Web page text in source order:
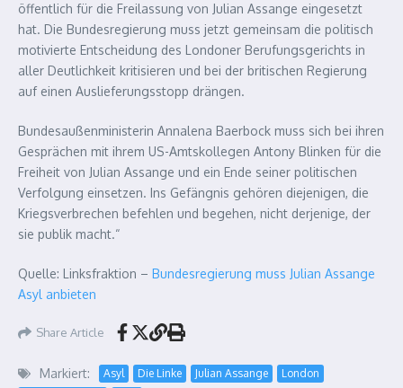
öffentlich für die Freilassung von Julian Assange eingesetzt
hat. Die Bundesregierung muss jetzt gemeinsam die politisch
motivierte Entscheidung des Londoner Berufungsgerichts in
aller Deutlichkeit kritisieren und bei der britischen Regierung
auf einen Auslieferungsstopp drängen.
Bundesaußenministerin Annalena Baerbock muss sich bei ihren
Gesprächen mit ihrem US-Amtskollegen Antony Blinken für die
Freiheit von Julian Assange und ein Ende seiner politischen
Verfolgung einsetzen. Ins Gefängnis gehören diejenigen, die
Kriegsverbrechen befehlen und begehen, nicht derjenige, der
sie publik macht.“
Quelle: Linksfraktion – Bundesregierung muss Julian Assange
Asyl anbieten
Share Article
Markiert: Asyl Die Linke Julian Assange
London